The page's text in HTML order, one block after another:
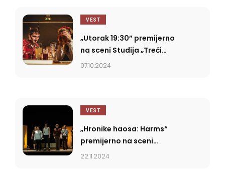
VEST
„Utorak 19:30” premijerno
na sceni Studija „Treći
Rog” u Novom Sadu
07.10.2024
VEST
„Hronike haosa: Harms“
premijerno na sceni
Gradskog pozorišta Bečej
22.11.2024